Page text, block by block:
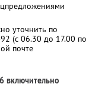
уточнить по
(с 06.30 до 17.00 по
почте
включительно